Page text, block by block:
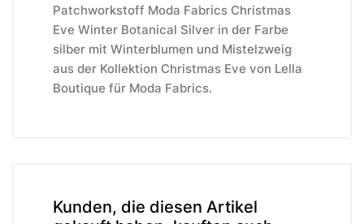
Patchworkstoff Moda Fabrics Christmas
Eve Winter Botanical Silver in der Farbe
silber mit Winterblumen und Mistelzweig
aus der Kollektion Christmas Eve von Lella
Boutique für Moda Fabrics.
Kunden, die diesen Artikel